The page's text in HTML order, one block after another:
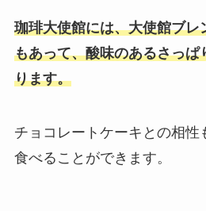
珈琲大使館には、大使館ブレ
もあって、酸味のあるさっぱ
ります。
チョコレートケーキとの相性
食べることができます。